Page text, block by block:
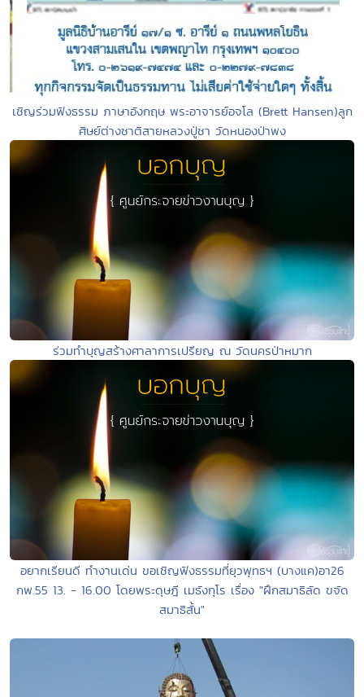
เชิญร่วมฟังธรรม ภาษาอังกฤษ พระอาจารย์อจโล (Brett Hansen)ลูก
ศิษย์ต่างชาติสายหลวงปู่ชา วัดหนองป่าพง
ร่วมทำบุญสร้างศาลาการเปรียญ ณ วัดนครป่าหมาก
อยากเรียนดี ทำงานเด่น ขอเชิญฟังธรรมที่ยุวพุทธฯ (บางแค)อา26
กพ.55 13. - 16.00 โดยพระดุษฎี เมธังกุโร เรื่อง "ฝึกสมาธิลัด ขจัด
สมาธิสั้น"